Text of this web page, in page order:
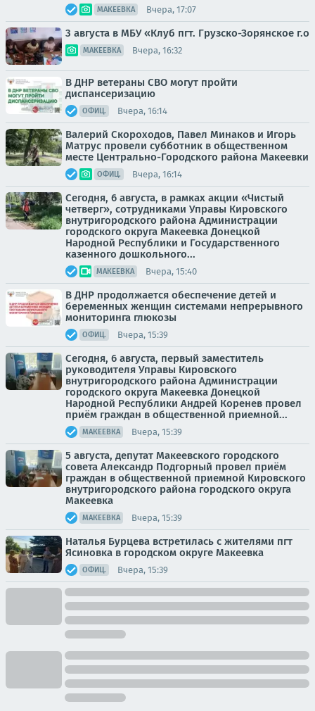
МАКЕЕВКА Вчера, 17:07
3 августа в МБУ «Клуб пгт. Грузско-Зорянское г.о
МАКЕЕВКА Вчера, 16:32
В ДНР ветераны СВО могут пройти
диспансеризацию
ОФИЦ. Вчера, 16:14
Валерий Скороходов, Павел Минаков и Игорь
Матрус провели субботник в общественном
месте Центрально-Городского района Макеевки
ОФИЦ. Вчера, 16:14
Сегодня, 6 августа, в рамках акции «Чистый
четверг», сотрудниками Управы Кировского
внутригородского района Администрации
городского округа Макеевка Донецкой
Народной Республики и Государственного
казенного дошкольного...
МАКЕЕВКА Вчера, 15:40
В ДНР продолжается обеспечение детей и
беременных женщин системами непрерывного
мониторинга глюкозы
ОФИЦ. Вчера, 15:39
Сегодня, 6 августа, первый заместитель
руководителя Управы Кировского
внутригородского района Администрации
городского округа Макеевка Донецкой
Народной Республики Андрей Коренев провел
приём граждан в общественной приемной...
МАКЕЕВКА Вчера, 15:39
5 августа, депутат Макеевского городского
совета Александр Подгорный провел приём
граждан в общественной приемной Кировского
внутригородского района городского округа
Макеевка
МАКЕЕВКА Вчера, 15:39
Наталья Бурцева встретилась с жителями пгт
Ясиновка в городском округе Макеевка
ОФИЦ. Вчера, 15:39